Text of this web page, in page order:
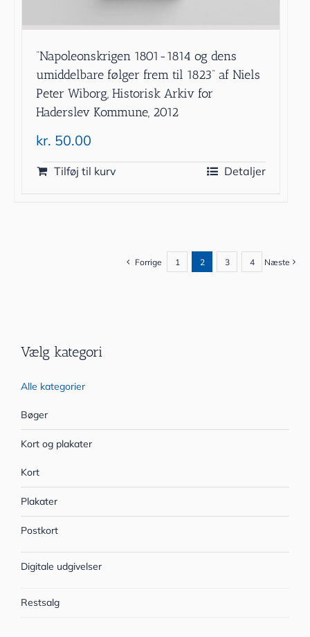
”Napoleonskrigen 1801-1814 og dens
umiddelbare følger frem til 1823” af Niels
Peter Wiborg, Historisk Arkiv for
Haderslev Kommune, 2012
kr. 50.00
Tilføj til kurv Detaljer
Forrige 1 2 3 4 Næste
Vælg kategori
Alle kategorier
Bøger
Kort og plakater
Kort
Plakater
Postkort
Digitale udgivelser
Restsalg